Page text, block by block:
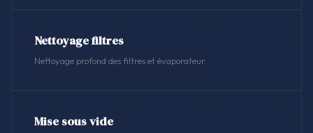
Nettoyage filtres
Nettoyage profond des filtres et évaporateur.
Mise sous vide